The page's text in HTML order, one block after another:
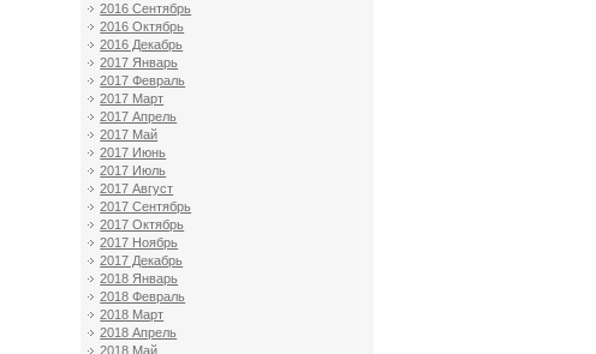
2016 Сентябрь
2016 Октябрь
2016 Декабрь
2017 Январь
2017 Февраль
2017 Март
2017 Апрель
2017 Май
2017 Июнь
2017 Июль
2017 Август
2017 Сентябрь
2017 Октябрь
2017 Ноябрь
2017 Декабрь
2018 Январь
2018 Февраль
2018 Март
2018 Апрель
2018 Май